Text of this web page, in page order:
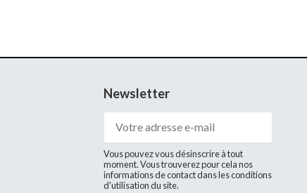
Newsletter
Vous pouvez vous désinscrire à tout
moment. Vous trouverez pour cela nos
informations de contact dans les conditions
d'utilisation du site.